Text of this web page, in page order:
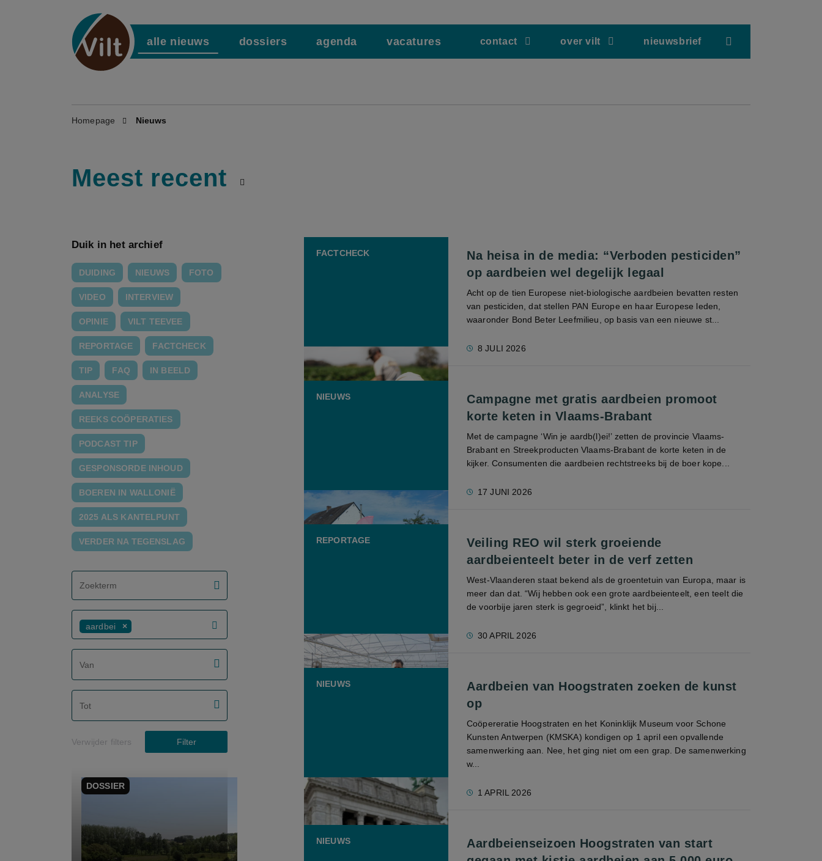
alle nieuws dossiers agenda vacatures contact over vilt nieuwsbrief
Homepage Nieuws
Meest recent
Duik in het archief
DUIDING NIEUWS FOTO
VIDEO INTERVIEW
OPINIE VILT TEEVEE
REPORTAGE FACTCHECK
TIP FAQ IN BEELD
ANALYSE
REEKS COÖPERATIES
PODCAST TIP
GESPONSORDE INHOUD
BOEREN IN WALLONIË
2025 ALS KANTELPUNT
VERDER NA TEGENSLAG
screenreader.filter search label
aardbei
screenreader.filter from date label
screenreader.filter to date label
Verwijder filters Filter
DOSSIER
Na heisa in de media: “Verboden pesticiden”
op aardbeien wel degelijk legaal
Acht op de tien Europese niet-biologische aardbeien bevatten resten
van pesticiden, dat stellen PAN Europe en haar Europese leden,
waaronder Bond Beter Leefmilieu, op basis van een nieuwe st...
8 JULI 2026
FACTCHECK
Campagne met gratis aardbeien promoot
korte keten in Vlaams-Brabant
Met de campagne ‘Win je aardb(l)ei!’ zetten de provincie Vlaams-
Brabant en Streekproducten Vlaams-Brabant de korte keten in de
kijker. Consumenten die aardbeien rechtstreeks bij de boer kope...
17 JUNI 2026
NIEUWS
Veiling REO wil sterk groeiende
aardbeienteelt beter in de verf zetten
West-Vlaanderen staat bekend als de groentetuin van Europa, maar is
meer dan dat. “Wij hebben ook een grote aardbeienteelt, een teelt die
de voorbije jaren sterk is gegroeid”, klinkt het bij...
30 APRIL 2026
REPORTAGE
Aardbeien van Hoogstraten zoeken de kunst
op
Coöpereratie Hoogstraten en het Koninklijk Museum voor Schone
Kunsten Antwerpen (KMSKA) kondigen op 1 april een opvallende
samenwerking aan. Nee, het ging niet om een grap. De samenwerking
w...
1 APRIL 2026
NIEUWS
Aardbeienseizoen Hoogstraten van start
NIEUWS